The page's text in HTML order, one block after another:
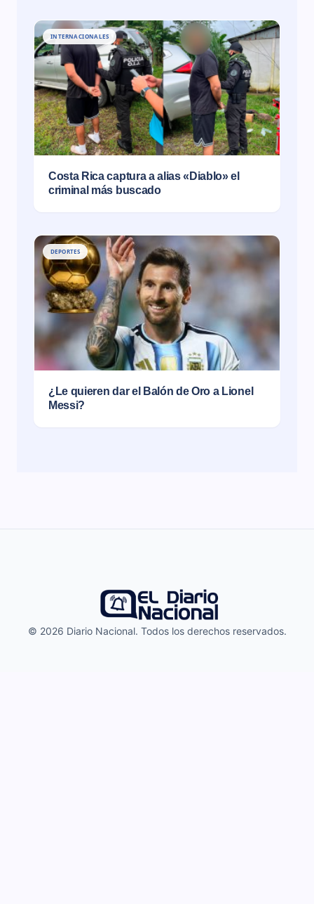
INTERNACIONALES
Costa Rica captura a alias «Diablo» el
criminal más buscado
DEPORTES
¿Le quieren dar el Balón de Oro a Lionel
Messi?
© 2026 Diario Nacional. Todos los derechos reservados.